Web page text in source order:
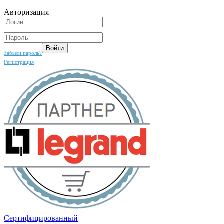
Авторизация
Забыли пароль?
Регистрация
Сертифицированный